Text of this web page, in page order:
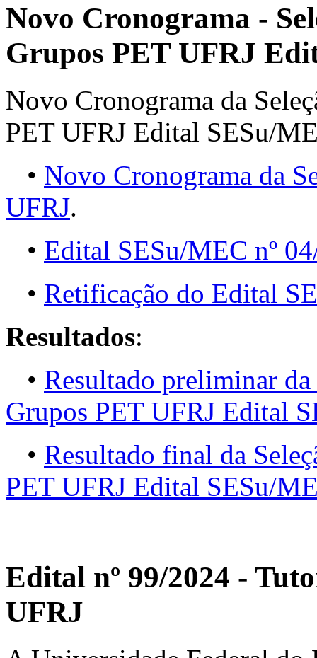
Novo Cronograma -
Grupos PET UFRJ
Novo Cronograma da
PET UFRJ Edital SESu/
• Novo Cronograma da
UFRJ.
• Edital SESu/MEC nº
• Retificação do Edital
Resultados:
• Resultado preliminar
Grupos PET UFRJ Edital
• Resultado final da
PET UFRJ Edital SESu/
Edital nº 99/2024 -
UFRJ